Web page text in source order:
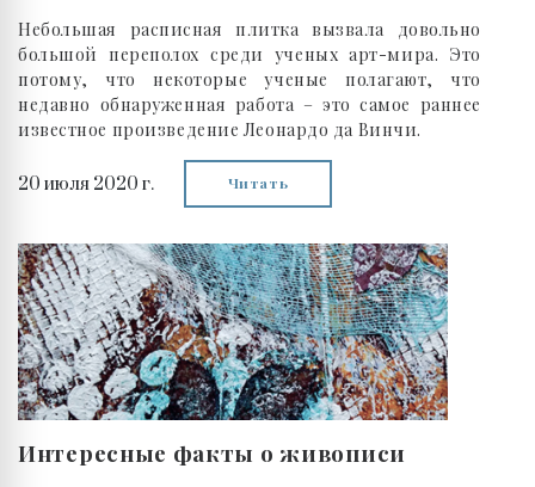
Небольшая расписная плитка вызвала довольно
большой переполох среди ученых арт-мира. Это
потому, что некоторые ученые полагают, что
недавно обнаруженная работа – это самое раннее
известное произведение Леонардо да Винчи.
20 июля 2020 г. Читать
Интересные факты о живописи